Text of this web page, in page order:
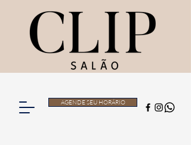
AGENDE SEU HORÁRIO